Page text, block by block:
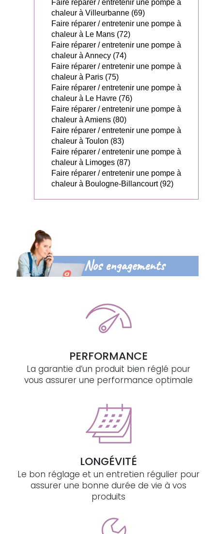
Faire réparer / entretenir une pompe à
chaleur à Villeurbanne (69)
Faire réparer / entretenir une pompe à
chaleur à Le Mans (72)
Faire réparer / entretenir une pompe à
chaleur à Annecy (74)
Faire réparer / entretenir une pompe à
chaleur à Paris (75)
Faire réparer / entretenir une pompe à
chaleur à Le Havre (76)
Faire réparer / entretenir une pompe à
chaleur à Amiens (80)
Faire réparer / entretenir une pompe à
chaleur à Toulon (83)
Faire réparer / entretenir une pompe à
chaleur à Limoges (87)
Faire réparer / entretenir une pompe à
chaleur à Boulogne-Billancourt (92)
Nos engagements
PERFORMANCE
La garantie d’un produit bien réglé pour
vous assurer une performance optimale
LONGÉVITÉ
Le bon réglage et un entretien régulier pour
assurer une bonne durée de vie à vos
produits